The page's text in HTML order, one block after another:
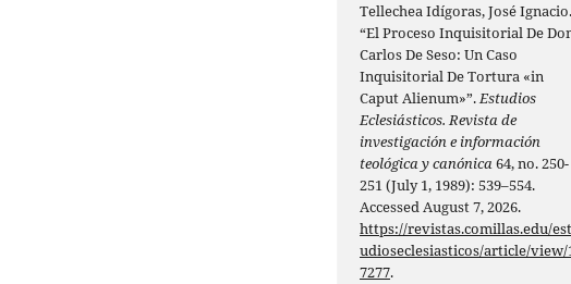
Tellechea Idígoras, José Ignacio.
“El Proceso Inquisitorial De
Carlos De Seso: Un Caso
Inquisitorial De Tortura «in
Caput Alienum»”.Estudios
Eclesiásticos. Revista de
investigación e información
teológica y canónica64, no. 250-
251 (July 1, 1989): 539–554.
Accessed August 7, 2026.
https://revistas.comillas.edu/est
udioseclesiasticos/article/view/
7277.